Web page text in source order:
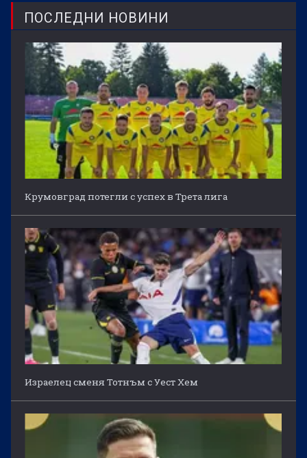
ПОСЛЕДНИ НОВИНИ
Крумовград потегли с успех в Трета лига
Израелец сменя Тотнъм с Уест Хем